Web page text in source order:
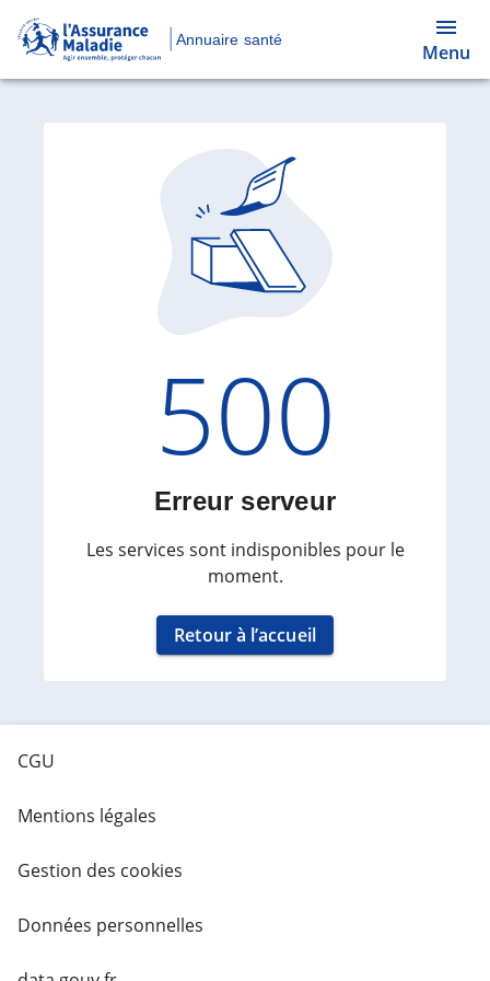
Annuaire santé
Menu
Code
500
Erreur serveur
Les services sont indisponibles pour le
moment.
Retour à l’accueil
CGU
Mentions légales
Gestion des cookies
Données personnelles